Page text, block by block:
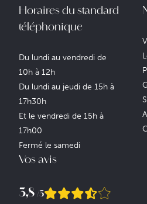
Horaires du standard
téléphonique
Du lundi au vendredi de
10h à 12h
Du lundi au jeudi de 15h à
17h30h
Et le vendredi de 15h à
17h00
Fermé le samedi
Vos avis
3,8 /5